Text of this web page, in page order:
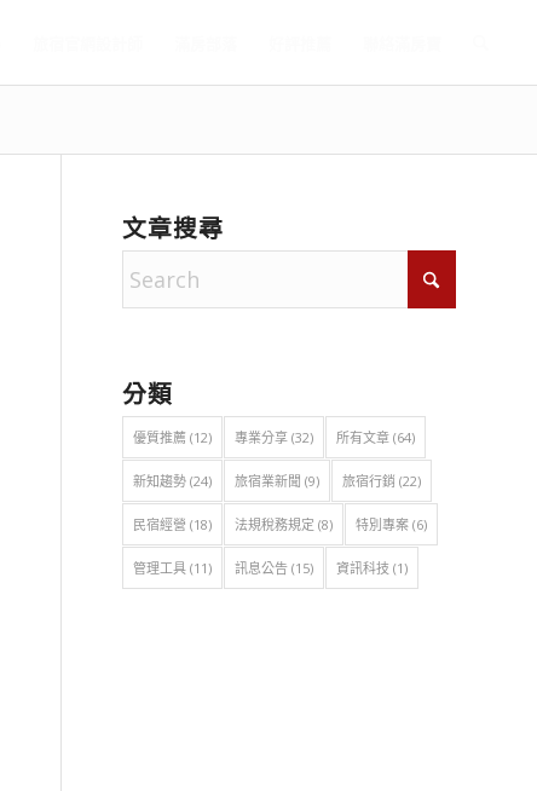
文章搜尋
分類
優質推薦 (12) 專業分享 (32) 所有文章 (64)
新知趨勢 (24) 旅宿業新聞 (9) 旅宿行銷 (22)
民宿經營 (18) 法規稅務規定 (8) 特別專案 (6)
管理工具 (11) 訊息公告 (15) 資訊科技 (1)